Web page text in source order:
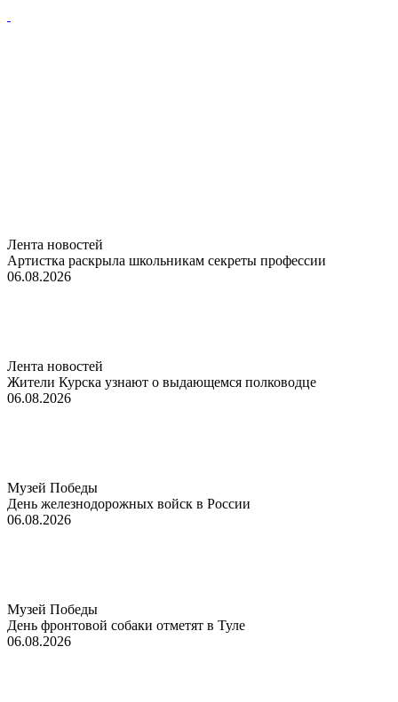
Лента новостей
Артистка раскрыла школьникам секреты профессии
06.08.2026
Лента новостей
Жители Курска узнают о выдающемся полководце
06.08.2026
Музей Победы
День железнодорожных войск в России
06.08.2026
Музей Победы
День фронтовой собаки отметят в Туле
06.08.2026